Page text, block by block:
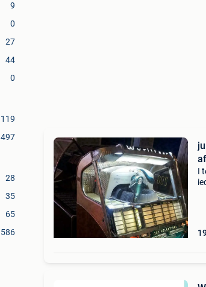
9
0
27
44
0
119
497
28
35
65
586
I